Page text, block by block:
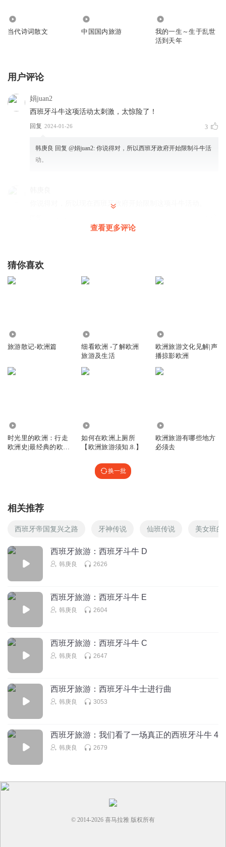
当代诗词散文 中国国内旅游
我的一生～生于乱世
活到天年
用户评论
娟juan2
西班牙斗牛这项活动太刺激，太惊险了！
回复 2024-01-26 3
韩庚良 回复 @娟juan2: 你说得对，所以西班牙政府开始限制斗牛活
动。
你说得对，所以现在西班牙政府开始限制这项斗牛活动。
查看更多评论
猜你喜欢
旅游散记-欧洲篇
细看欧洲 -了解欧洲
旅游及生活
欧洲旅游文化见解|声
播掠影欧洲
时光里的欧洲：行走
欧洲史|最经典的欧洲
如何在欧洲上厕所
【欧洲旅游须知.8.】
欧洲旅游有哪些地方
必须去
换一批
相关推荐
西班牙帝国复兴之路 牙神传说 仙班传说 美女班的
西班牙旅游：西班牙斗牛 D
韩庚良 2626
西班牙旅游：西班牙斗牛 E
韩庚良 2604
西班牙旅游：西班牙斗牛 C
韩庚良 2647
西班牙旅游：西班牙斗牛士进行曲
韩庚良 3053
西班牙旅游：我们看了一场真正的西班牙斗牛 4
韩庚良 2679
© 2014-2026 喜马拉雅 版权所有